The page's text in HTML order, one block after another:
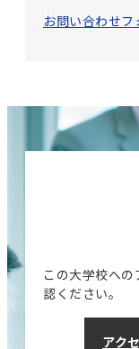
お問い合わせフ
この大学校へ
認ください。
アク